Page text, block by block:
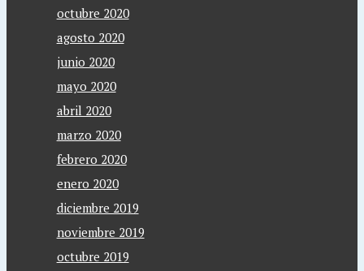
octubre 2020
agosto 2020
junio 2020
mayo 2020
abril 2020
marzo 2020
febrero 2020
enero 2020
diciembre 2019
noviembre 2019
octubre 2019